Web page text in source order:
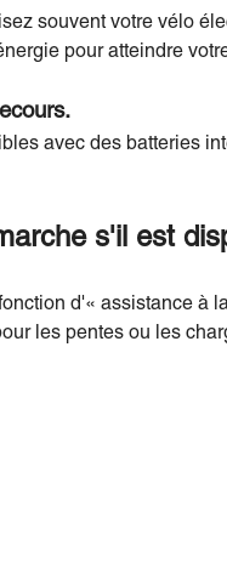
souvent votre vélo
pour atteindre
avec des batteries
s'il est
d'« assistance à
les pentes ou les